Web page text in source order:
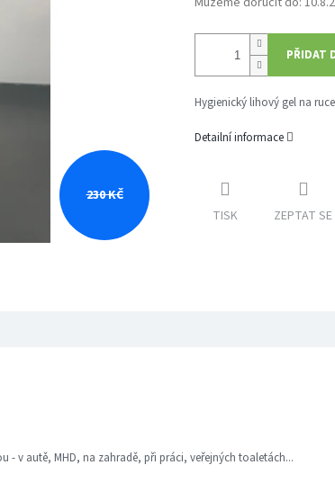
230 KČ
PŘIDAT
Hygienický lihový gel na
Detailní informace
TISK ZEPTAT SE
v autě, MHD, na zahradě, při práci, veřejných toaletách...